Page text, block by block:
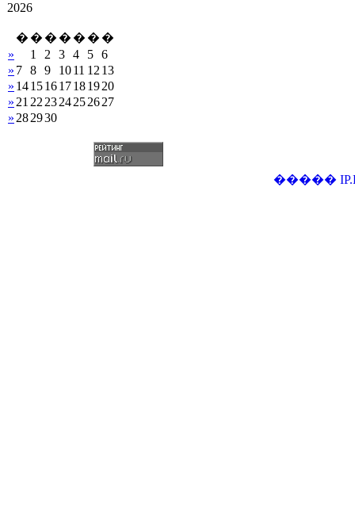
2026
� � � � � � �
»
1 2 3 4 5 6
» 7 8 9 1011 12 13
» 14151617181920
» 21 22 2324252627
» 282930
�����